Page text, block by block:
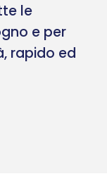
le
e per
rapido ed